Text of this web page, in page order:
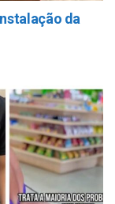
da